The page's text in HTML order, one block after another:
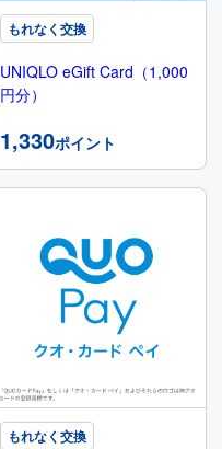
もれなく交換
UNIQLO eGift Card（1,000
円分）
1,330ポイント
もれなく交換